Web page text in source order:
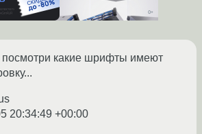
посмотри какие шрифты имеют
20:34:49 +00:00